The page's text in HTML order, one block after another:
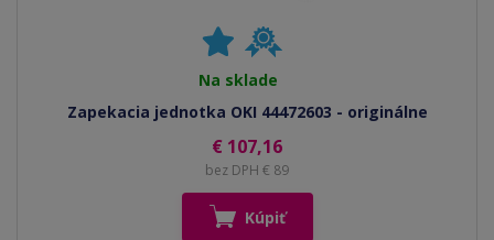
Na sklade
Zapekacia jednotka OKI 44472603 - originálne
€ 107,16
bez DPH € 89
Kúpiť